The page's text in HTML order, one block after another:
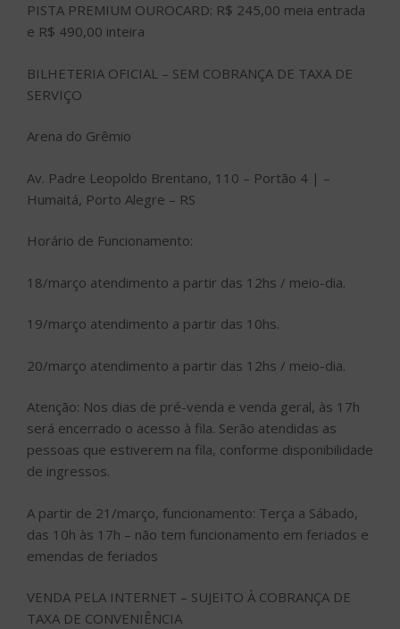
PISTA PREMIUM OUROCARD: R$ 245,00 meia entrada
e R$ 490,00 inteira
BILHETERIA OFICIAL – SEM COBRANÇA DE TAXA DE
SERVIÇO
Arena do Grêmio
Av. Padre Leopoldo Brentano, 110 – Portão 4 | –
Humaitá, Porto Alegre – RS
Horário de Funcionamento:
18/março atendimento a partir das 12hs / meio-dia.
19/março atendimento a partir das 10hs.
20/março atendimento a partir das 12hs / meio-dia.
Atenção: Nos dias de pré-venda e venda geral, às 17h
será encerrado o acesso à fila. Serão atendidas as
pessoas que estiverem na fila, conforme disponibilidade
de ingressos.
A partir de 21/março, funcionamento: Terça a Sábado,
das 10h às 17h – não tem funcionamento em feriados e
emendas de feriados
VENDA PELA INTERNET – SUJEITO À COBRANÇA DE
TAXA DE CONVENIÊNCIA